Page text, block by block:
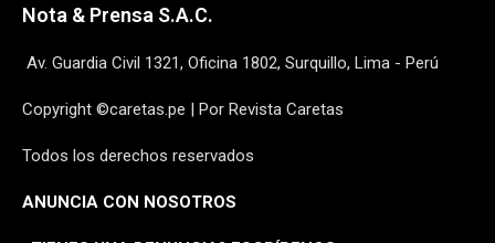
Nota & Prensa S.A.C.
Av. Guardia Civil 1321, Oficina 1802, Surquillo, Lima - Perú
Copyright ©caretas.pe | Por Revista Caretas
Todos los derechos reservados
ANUNCIA CON NOSOTROS